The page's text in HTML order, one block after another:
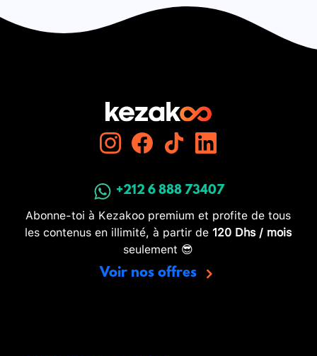
+212 6 888 73407
Abonne-toi à Kezakoo premium et profite de tous
les contenus en illimité, à partir de 120 Dhs / mois
seulement 😎
Voir nos offres